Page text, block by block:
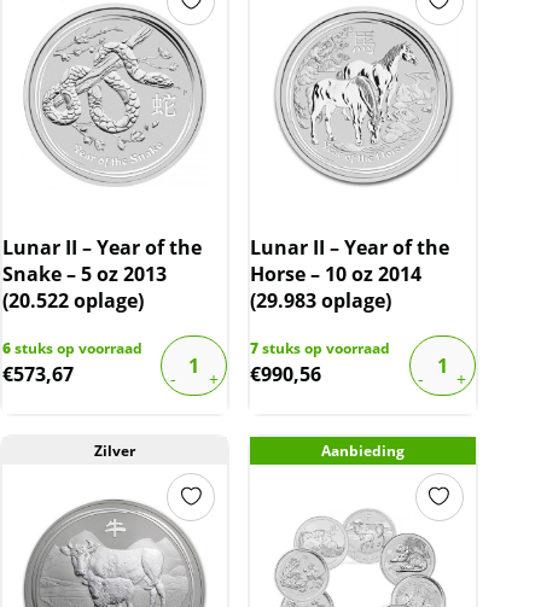
Lunar II – Year of the
Snake – 5 oz 2013
(20.522 oplage)
6stuks op voorraad
€573,67
Lunar II – Year of the
Horse – 10 oz 2014
(29.983 oplage)
7stuks op voorraad
€990,56
Zilver Aanbieding